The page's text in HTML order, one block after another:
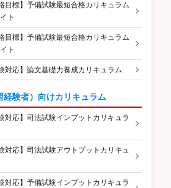
目標】予備試験最短合格カリキュラム
ト
目標】予備試験最短合格カリキュラム
ト
対応】論文基礎力養成カリキュラム
経験者）向けカリキュラム
対応】司法試験インプットカリキュラ
対応】司法試験アウトプットカリキュ
対応】予備試験インプットカリキュラ